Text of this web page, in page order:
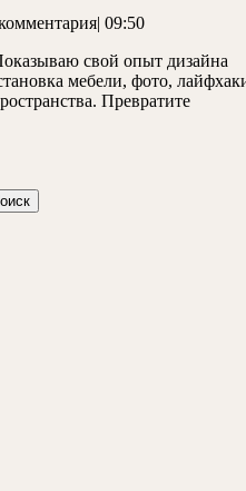
| 09:50
свой опыт дизайна
мебели, фото,
Превратите